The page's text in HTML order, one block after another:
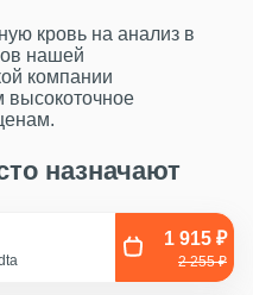
кровь на анализ в
нашей
компании
назначают
1 915 ₽
2 255 ₽